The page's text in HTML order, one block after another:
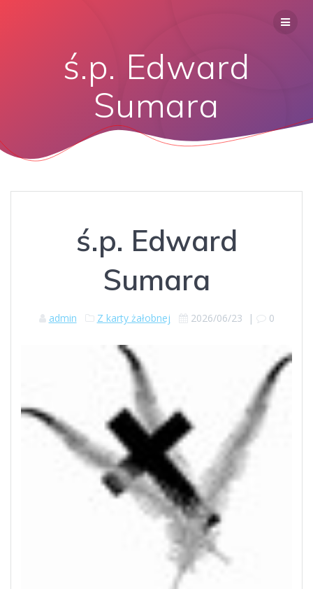
ś.p. Edward
Sumara
ś.p. Edward
Sumara
admin Z karty żałobnej 2026/06/23 | 0